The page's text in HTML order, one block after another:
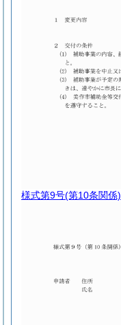
様式第9号(第10条関係)